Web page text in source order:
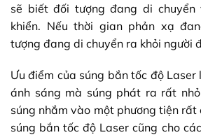
sẽ biết đối tượng đang di chuyển
khiển. Nếu thời gian phản xạ
tượng đang di chuyển ra khỏi người
Ưu điểm của súng bắn tốc độ
ánh sáng mà súng phát ra rất
súng nhắm vào một phương tiện rất
súng bắn tốc độ Laser cũng cho